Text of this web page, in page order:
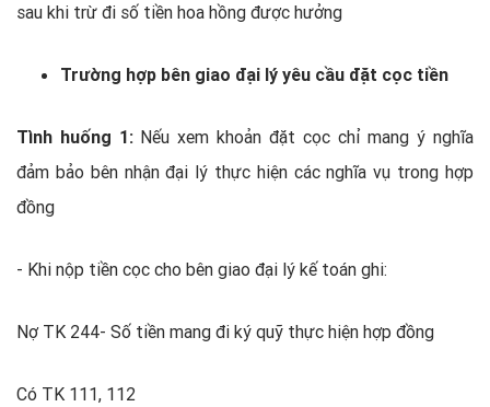
sau khi trừ đi số tiền hoa hồng được hưởng
Trường hợp bên giao đại lý yêu cầu đặt cọc tiền
Tình huống 1:Nếu xem khoản đặt cọc chỉ mang ý nghĩa
đảm bảo bên nhận đại lý thực hiện các nghĩa vụ trong hợp
đồng
- Khi nộp tiền cọc cho bên giao đại lý kế toán ghi:
Nợ TK 244- Số tiền mang đi ký quỹ thực hiện hợp đồng
Có TK 111, 112